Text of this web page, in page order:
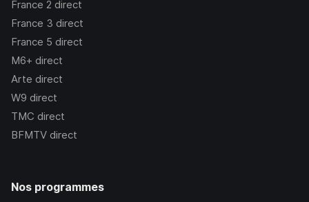
France 2 direct
France 3 direct
France 5 direct
M6+ direct
Arte direct
W9 direct
TMC direct
BFMTV direct
Nos programmes